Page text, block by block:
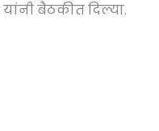
बैठकीत दिल्या.